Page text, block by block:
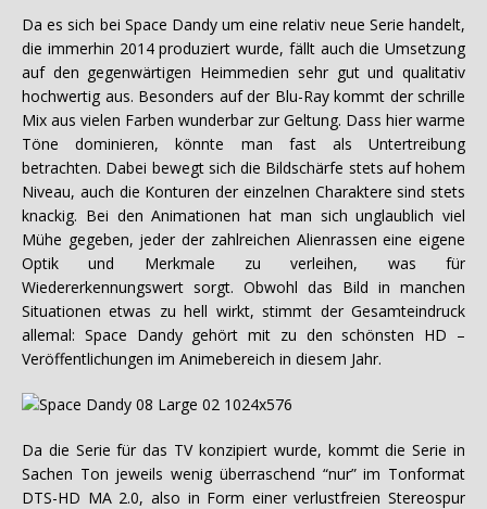
Da es sich bei Space Dandy um eine relativ neue Serie handelt,
die immerhin 2014 produziert wurde, fällt auch die Umsetzung
auf den gegenwärtigen Heimmedien sehr gut und qualitativ
hochwertig aus. Besonders auf der Blu-Ray kommt der schrille
Mix aus vielen Farben wunderbar zur Geltung. Dass hier warme
Töne dominieren, könnte man fast als Untertreibung
betrachten. Dabei bewegt sich die Bildschärfe stets auf hohem
Niveau, auch die Konturen der einzelnen Charaktere sind stets
knackig. Bei den Animationen hat man sich unglaublich viel
Mühe gegeben, jeder der zahlreichen Alienrassen eine eigene
Optik und Merkmale zu verleihen, was für
Wiedererkennungswert sorgt. Obwohl das Bild in manchen
Situationen etwas zu hell wirkt, stimmt der Gesamteindruck
allemal: Space Dandy gehört mit zu den schönsten HD –
Veröffentlichungen im Animebereich in diesem Jahr.
Da die Serie für das TV konzipiert wurde, kommt die Serie in
Sachen Ton jeweils wenig überraschend “nur” im Tonformat
DTS-HD MA 2.0, also in Form einer verlustfreien Stereospur